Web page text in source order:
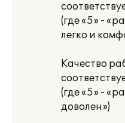
(где «5» -
легко и
Качество
(где «5» -
доволен»)